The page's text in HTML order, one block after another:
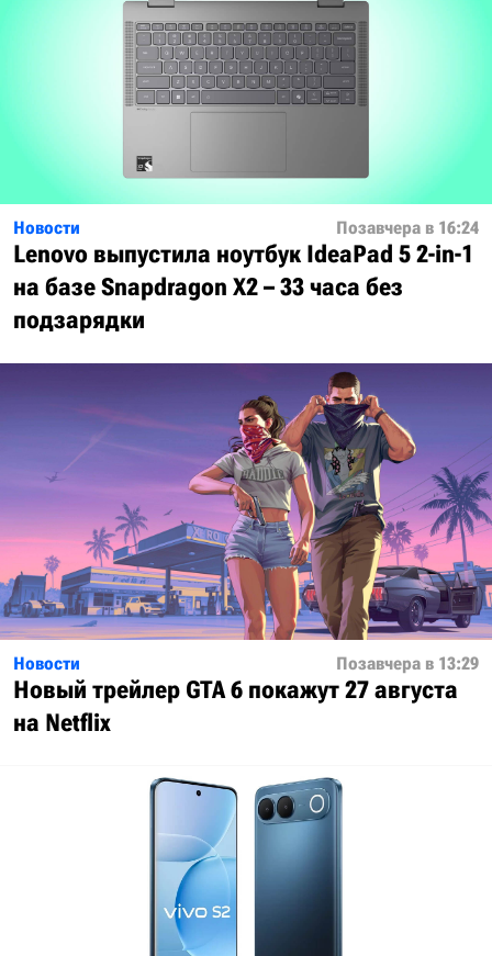
Новости Позавчера в 16:24
Lenovo выпустила ноутбук IdeaPad 5 2-in-1
на базе Snapdragon X2 – 33 часа без
подзарядки
Новости Позавчера в 13:29
Новый трейлер GTA 6 покажут 27 августа
на Netflix